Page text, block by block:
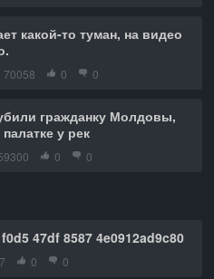
какой-то туман, на видео
70058 0 0
гражданку Молдовы,
у рек
0 0
47df 8587 4e0912ad9c80
0 0